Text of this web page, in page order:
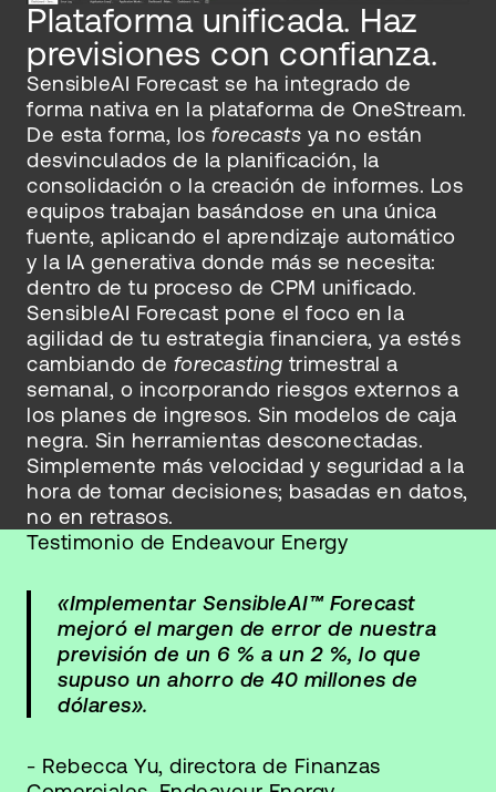
Plataforma unificada. Haz
previsiones con confianza.
SensibleAI Forecast se ha integrado de
forma nativa en la plataforma de OneStream.
De esta forma, los forecasts ya no están
desvinculados de la planificación, la
consolidación o la creación de informes. Los
equipos trabajan basándose en una única
fuente, aplicando el aprendizaje automático
y la IA generativa donde más se necesita:
dentro de tu proceso de CPM unificado.
SensibleAI Forecast pone el foco en la
agilidad de tu estrategia financiera, ya estés
cambiando de forecasting trimestral a
semanal, o incorporando riesgos externos a
los planes de ingresos. Sin modelos de caja
negra. Sin herramientas desconectadas.
Simplemente más velocidad y seguridad a la
hora de tomar decisiones; basadas en datos,
no en retrasos.
Testimonio de Endeavour Energy
«Implementar SensibleAI™Forecast
mejoró el margen de error de nuestra
previsión de un 6 % a un 2 %, lo que
supuso un ahorro de 40 millones de
dólares».
- Rebecca Yu, directora de Finanzas